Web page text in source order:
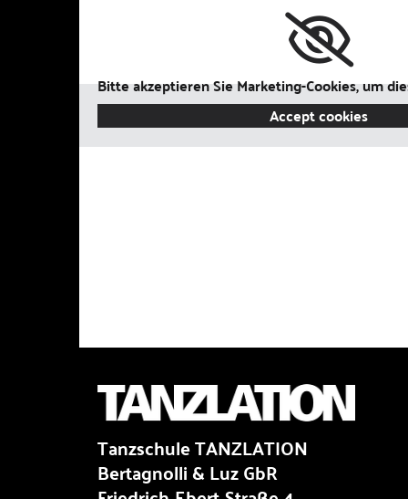
Bitte akzeptieren Sie Marketing-Cookies, um
Accept cookies
Tanzschule TANZLATION
Bertagnolli & Luz GbR